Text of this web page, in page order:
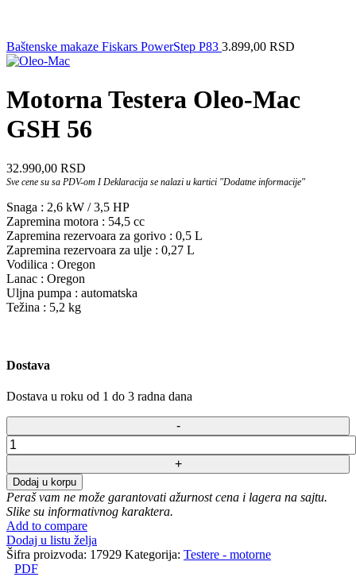
Baštenske makaze Fiskars PowerStep P83 3.899,00 RSD
Motorna Testera Oleo-Mac
GSH 56
32.990,00 RSD
Sve cene su sa PDV-om I Deklaracija se nalazi u kartici "Dodatne informacije"
Snaga : 2,6 kW / 3,5 HP
Zapremina motora : 54,5 cc
Zapremina rezervoara za gorivo : 0,5 L
Zapremina rezervoara za ulje : 0,27 L
Vodilica : Oregon
Lanac : Oregon
Uljna pumpa : automatska
Težina : 5,2 kg
Dostava
Dostava u roku od 1 do 3 radna dana
Motorna
Testera
Oleo-
Mac
GSH
56
količina
Dodaj u korpu
Peraš vam ne može garantovati ažurnost cena i lagera na sajtu.
Slike su informativnog karaktera.
Add to compare
Dodaj u listu želja
Šifra proizvoda: 17929 Kategorija: Testere - motorne
PDF